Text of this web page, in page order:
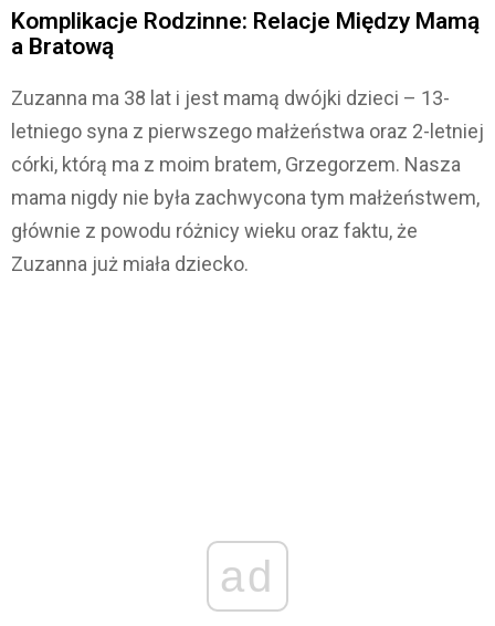
Komplikacje Rodzinne: Relacje Między Mamą
a Bratową
Zuzanna ma 38 lat i jest mamą dwójki dzieci – 13-
letniego syna z pierwszego małżeństwa oraz 2-letniej
córki, którą ma z moim bratem, Grzegorzem. Nasza
mama nigdy nie była zachwycona tym małżeństwem,
głównie z powodu różnicy wieku oraz faktu, że
Zuzanna już miała dziecko.
ad